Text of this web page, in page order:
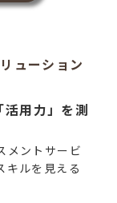
ューション
用力」を測
メントサービ
キルを見える